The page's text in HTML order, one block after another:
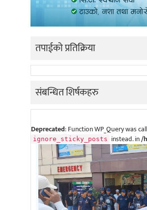
तपाईको प्रतिक्रिया
संबन्धित शिर्षकहरु
Deprecated: Function WP_Query was
ignore_sticky_posts instead. in/